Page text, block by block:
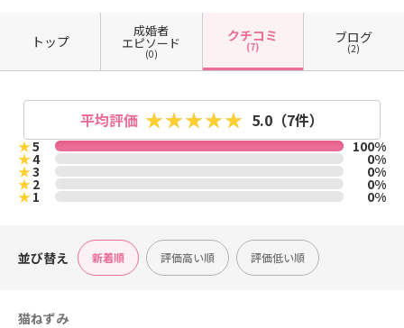
トップ
成婚者
エピソード
(0)
クチコミ
(7)
ブログ
(2)
平均評価 5.0 （7件）
★5 100%
★4 0%
★3 0%
★2 0%
★1 0%
並び替え 新着順 評価高い順 評価低い順
猫ねずみ